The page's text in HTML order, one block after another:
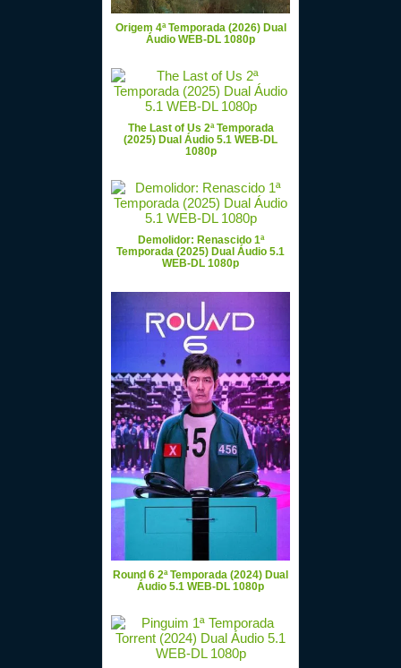
Origem 4ª Temporada (2026) Dual
Áudio WEB-DL 1080p
The Last of Us 2ª Temporada
(2025) Dual Áudio 5.1 WEB-DL
1080p
Demolidor: Renascido 1ª
Temporada (2025) Dual Áudio 5.1
WEB-DL 1080p
Round 6 2ª Temporada (2024) Dual
Áudio 5.1 WEB-DL 1080p